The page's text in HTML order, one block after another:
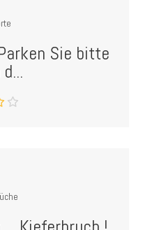
Sie bitte